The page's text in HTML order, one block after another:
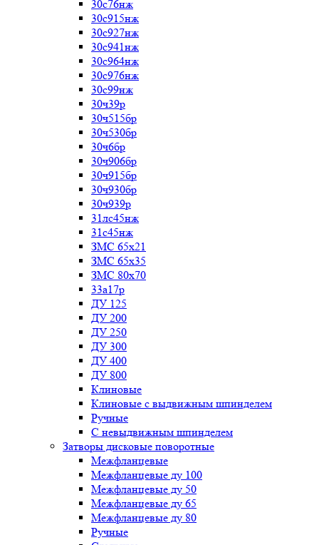
30с76нж
30с915нж
30с927нж
30с941нж
30с964нж
30с976нж
30с99нж
30ч39р
30ч515бр
30ч530бр
30ч6бр
30ч906бр
30ч915бр
30ч930бр
30ч939р
31лс45нж
31с45нж
ЗМС 65х21
ЗМС 65х35
ЗМС 80х70
33а17р
ДУ 125
ДУ 200
ДУ 250
ДУ 300
ДУ 400
ДУ 800
Клиновые
Клиновые с выдвижным шпинделем
Ручные
С невыдвижным шпинделем
Затворы дисковые поворотные
Межфланцевые
Межфланцевые ду 100
Межфланцевые ду 50
Межфланцевые ду 65
Межфланцевые ду 80
Ручные